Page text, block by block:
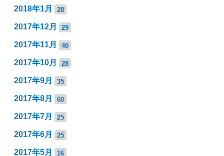
2018年1月 28
2017年12月 29
2017年11月 40
2017年10月 28
2017年9月 35
2017年8月 60
2017年7月 25
2017年6月 25
2017年5月 16